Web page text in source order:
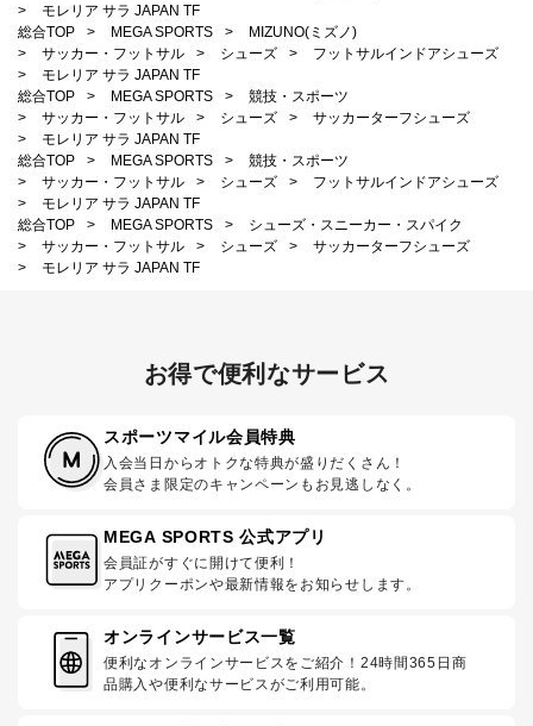
>
モレリア サラ JAPAN TF
総合TOP
> MEGA SPORTS >
MIZUNO(ミズノ)
>
サッカー・フットサル > シューズ >
フットサルインドアシューズ
>
モレリア サラ JAPAN TF
総合TOP
> MEGA SPORTS >
競技・スポーツ
>
サッカー・フットサル > シューズ >
サッカーターフシューズ
>
モレリア サラ JAPAN TF
総合TOP
> MEGA SPORTS >
競技・スポーツ
>
サッカー・フットサル > シューズ >
フットサルインドアシューズ
>
モレリア サラ JAPAN TF
総合TOP
> MEGA SPORTS >
シューズ・スニーカー・スパイク
>
サッカー・フットサル > シューズ >
サッカーターフシューズ
>
モレリア サラ JAPAN TF
お得で便利なサービス
スポーツマイル会員特典
入会当日からオトクな特典が盛りだくさん！
会員さま限定のキャンペーンもお見逃しなく。
MEGA SPORTS 公式アプリ
会員証がすぐに開けて便利！
アプリクーポンや最新情報をお知らせします。
オンラインサービス一覧
便利なオンラインサービスをご紹介！24時間365日商
品購入や便利なサービスがご利用可能。